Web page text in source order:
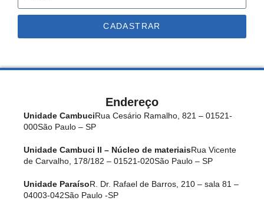
CADASTRAR
Endereço
Unidade CambuciRua Cesário Ramalho, 821 – 01521-
000São Paulo – SP
Unidade Cambuci II – Núcleo de materiaisRua Vicente
de Carvalho, 178/182 – 01521-020São Paulo – SP
Unidade ParaísoR. Dr. Rafael de Barros, 210 – sala 81 –
04003-042São Paulo -SP